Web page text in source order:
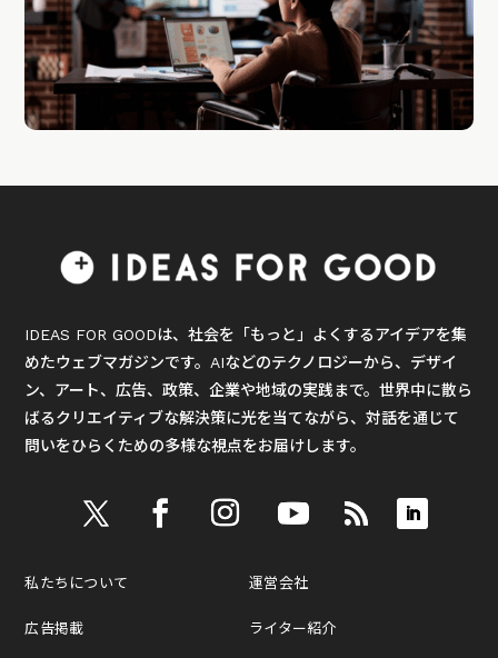
IDEAS FOR GOODは、社会を「もっと」よくするアイデアを集
めたウェブマガジンです。AIなどのテクノロジーから、デザイ
ン、アート、広告、政策、企業や地域の実践まで。世界中に散ら
ばるクリエイティブな解決策に光を当てながら、対話を通じて
問いをひらくための多様な視点をお届けします。
私たちについて
広告掲載
運営会社
ライター紹介